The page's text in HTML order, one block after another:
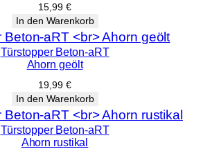
15,99 €
In den Warenkorb
Türstopper Beton-aRT
Ahorn geölt
19,99 €
In den Warenkorb
Türstopper Beton-aRT
Ahorn rustikal